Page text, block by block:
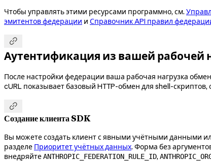
Чтобы управлять этими ресурсами программно, см.
эмитентов федерации и Справочник API правил

Аутентификация из вашей рабочей
После настройки федерации ваша рабочая нагрузка
cURL показывает базовый HTTP-обмен для shell-скриптов,

Создание клиента SDK
Вы можете создать клиент с явными учётными данными
разделе Приоритет учётных данных. Форма без
внедряйтеANTHROPIC_FEDERATION_RULE_ID,